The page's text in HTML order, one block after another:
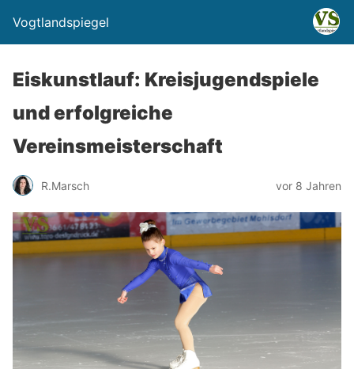
Vogtlandspiegel
Eiskunstlauf: Kreisjugendspiele
und erfolgreiche
Vereinsmeisterschaft
R.Marsch vor 8 Jahren